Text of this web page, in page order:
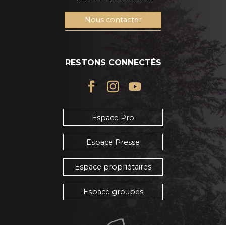
Nous contacter
RESTONS CONNECTÉS
Espace Pro
Espace Presse
Espace propriétaires
Espace groupes